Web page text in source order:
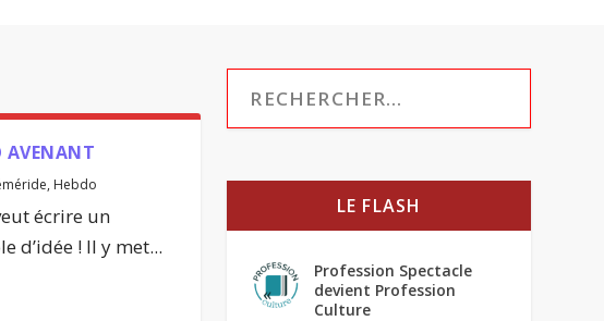
AVENANT
, Hebdo
écrire un
d’idée ! Il y met...
LE FLASH
Profession Spectacle
devient Profession
Culture